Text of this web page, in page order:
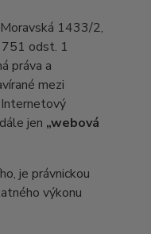
1433/2,
odst. 1
práva a
mezi
jen „webová
je právnickou
výkonu